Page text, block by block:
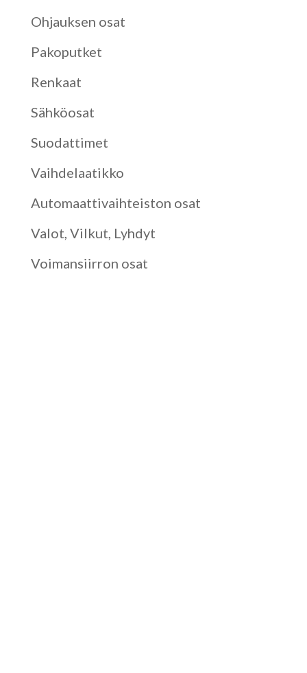
Ohjauksen osat
Pakoputket
Renkaat
Sähköosat
Suodattimet
Vaihdelaatikko
Automaattivaihteiston osat
Valot, Vilkut, Lyhdyt
Voimansiirron osat